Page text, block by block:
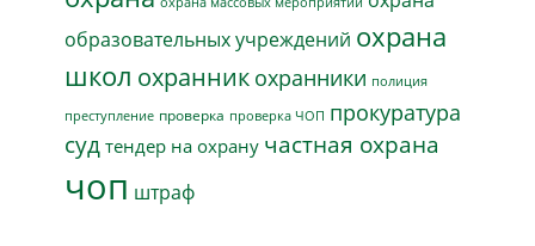
образовательных учреждений охрана
школ охранник охранники полиция
преступление проверка проверка ЧОП прокуратура
суд тендер на охрану частная охрана
чоп штраф